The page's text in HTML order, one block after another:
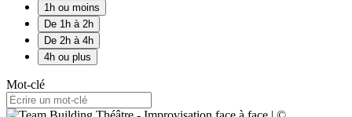
1h ou moins
De 1h à 2h
De 2h à 4h
4h ou plus
Mot-clé